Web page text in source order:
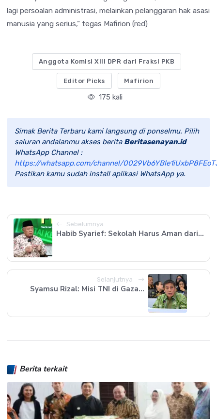
lagi persoalan administrasi, melainkan pelanggaran hak asasi
manusia yang serius,” tegas Mafirion (red)
Anggota Komisi XIII DPR dari Fraksi PKB
Editor Picks Mafirion
175 kali
Simak Berita Terbaru kami langsung di ponselmu. Pilih
saluran andalanmu akses berita Beritasenayan.id
WhatsApp Channel :
https://whatsapp.com/channel/
Pastikan kamu sudah install aplikasi WhatsApp ya.
Sebelumnya
Habib Syarief: Sekolah Harus Aman dari...
Selanjutnya
Syamsu Rizal: Misi TNI di Gaza...
Berita terkait